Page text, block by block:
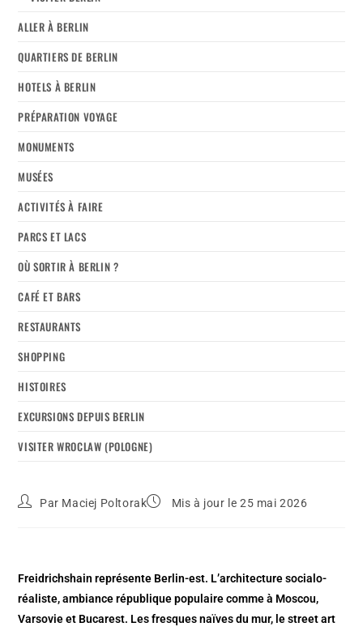
ALLER À BERLIN
QUARTIERS DE BERLIN
HOTELS À BERLIN
PRÉPARATION VOYAGE
MONUMENTS
MUSÉES
ACTIVITÉS À FAIRE
PARCS ET LACS
OÙ SORTIR À BERLIN ?
CAFÉ ET BARS
RESTAURANTS
SHOPPING
HISTOIRES
EXCURSIONS DEPUIS BERLIN
VISITER WROCLAW (POLOGNE)
Par Maciej Poltorak Mis à jour le 25 mai 2026
Freidrichshain représente Berlin-est. L’architecture socialo-
réaliste, ambiance république populaire comme à Moscou,
Varsovie et Bucarest. Les fresques naïves du mur, le street art